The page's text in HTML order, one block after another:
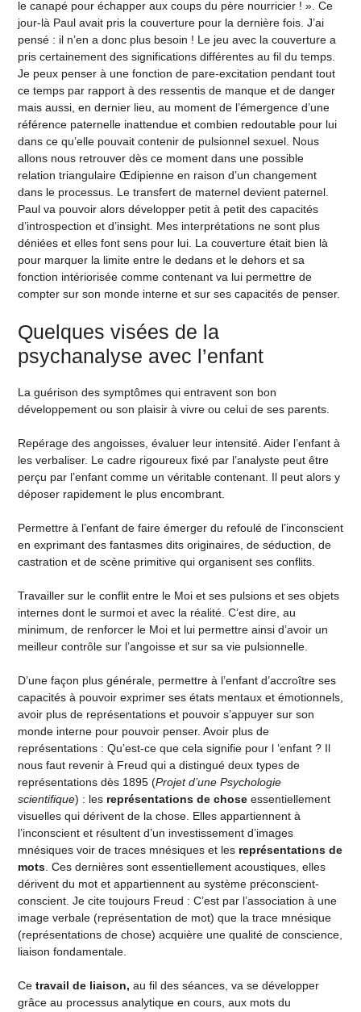
le canapé pour échapper aux coups du père nourricier ! ». Ce
jour-là Paul avait pris la couverture pour la dernière fois. J’ai
pensé : il n’en a donc plus besoin ! Le jeu avec la couverture a
pris certainement des significations différentes au fil du temps.
Je peux penser à une fonction de pare-excitation pendant tout
ce temps par rapport à des ressentis de manque et de danger
mais aussi, en dernier lieu, au moment de l’émergence d’une
référence paternelle inattendue et combien redoutable pour lui
dans ce qu’elle pouvait contenir de pulsionnel sexuel. Nous
allons nous retrouver dès ce moment dans une possible
relation triangulaire Œdipienne en raison d’un changement
dans le processus. Le transfert de maternel devient paternel.
Paul va pouvoir alors développer petit à petit des capacités
d’introspection et d’insight. Mes interprétations ne sont plus
déniées et elles font sens pour lui. La couverture était bien là
pour marquer la limite entre le dedans et le dehors et sa
fonction intériorisée comme contenant va lui permettre de
compter sur son monde interne et sur ses capacités de penser.
Quelques visées de la
psychanalyse avec l’enfant
La guérison des symptômes qui entravent son bon
développement ou son plaisir à vivre ou celui de ses parents.
Repérage des angoisses, évaluer leur intensité. Aider l’enfant à
les verbaliser. Le cadre rigoureux fixé par l’analyste peut être
perçu par l’enfant comme un véritable contenant. Il peut alors y
déposer rapidement le plus encombrant.
Permettre à l’enfant de faire émerger du refoulé de l’inconscient
en exprimant des fantasmes dits originaires, de séduction, de
castration et de scène primitive qui organisent ses conflits.
Travailler sur le conflit entre le Moi et ses pulsions et ses objets
internes dont le surmoi et avec la réalité. C’est dire, au
minimum, de renforcer le Moi et lui permettre ainsi d’avoir un
meilleur contrôle sur l’angoisse et sur sa vie pulsionnelle.
D’une façon plus générale, permettre à l’enfant d’accroître ses
capacités à pouvoir exprimer ses états mentaux et émotionnels,
avoir plus de représentations et pouvoir s’appuyer sur son
monde interne pour pouvoir penser. Avoir plus de
représentations : Qu’est-ce que cela signifie pour l ‘enfant ? Il
nous faut revenir à Freud qui a distingué deux types de
représentations dès 1895 (Projet d’une Psychologie
scientifique) : les représentations de chose essentiellement
visuelles qui dérivent de la chose. Elles appartiennent à
l’inconscient et résultent d’un investissement d’images
mnésiques voir de traces mnésiques et les représentations de
mots. Ces dernières sont essentiellement acoustiques, elles
dérivent du mot et appartiennent au système préconscient-
conscient. Je cite toujours Freud : C’est par l’association à une
image verbale (représentation de mot) que la trace mnésique
(représentations de chose) acquière une qualité de conscience,
liaison fondamentale.
Ce travail de liaison, au fil des séances, va se développer
grâce au processus analytique en cours, aux mots du